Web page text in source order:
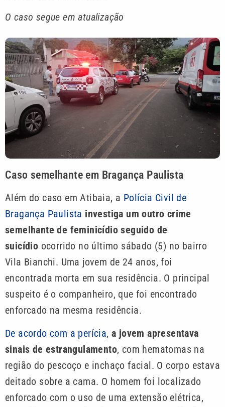
O caso segue em atualização
Caso semelhante em Bragança Paulista
Além do caso em Atibaia, a Polícia Civil de
Bragança Paulista investiga um outro crime
semelhante de feminicídio seguido de
suicídio ocorrido no último sábado (5) no bairro
Vila Bianchi. Uma jovem de 24 anos, foi
encontrada morta em sua residência. O principal
suspeito é o companheiro, que foi encontrado
enforcado na mesma residência.
De acordo com a perícia, a jovem apresentava
sinais de estrangulamento, com hematomas na
região do pescoço e inchaço facial. O corpo estava
deitado sobre a cama. O homem foi localizado
enforcado com o uso de uma extensão elétrica,